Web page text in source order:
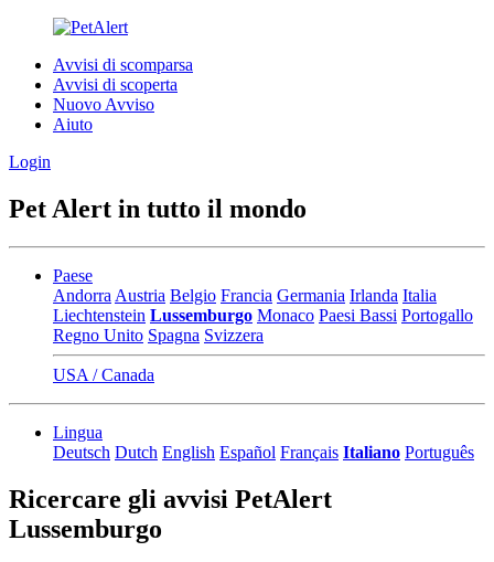
Avvisi di scomparsa
Avvisi di scoperta
Nuovo Avviso
Aiuto
Login
Pet Alert in tutto il mondo
Paese
Andorra Austria Belgio Francia Germania Irlanda Italia
Liechtenstein Lussemburgo Monaco Paesi Bassi Portogallo
Regno Unito Spagna Svizzera
USA / Canada
Lingua
Deutsch Dutch English Español Français Italiano Português
Ricercare gli avvisi PetAlert
Lussemburgo